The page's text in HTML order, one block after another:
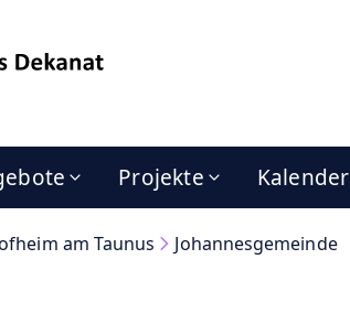
Projekte Kalender
am Taunus Johannesgemeinde